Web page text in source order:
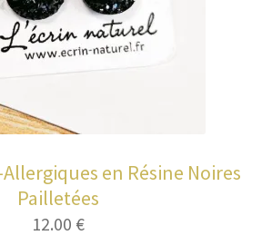
en Résine Noires
Pailletées
12.00 €